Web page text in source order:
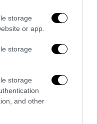
storage
or app.
storage
storage
and other
πυροβολισμούς
ο
στο κτίριο τη